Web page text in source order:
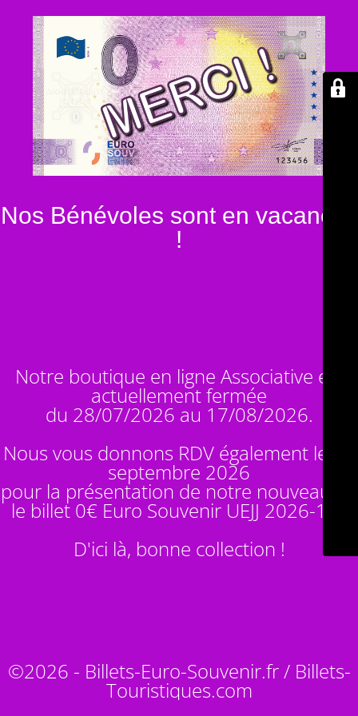
Nos Bénévoles sont en vacances
!
Notre boutique en ligne Associative est
actuellement fermée
du 28/07/2026 au 17/08/2026.
Nous vous donnons RDV également le 14
septembre 2026
pour la présentation de notre nouveauté :
le billet 0€ Euro Souvenir UEJJ 2026-10
D'ici là, bonne collection !
©2026 - Billets-Euro-Souvenir.fr / Billets-
Touristiques.com